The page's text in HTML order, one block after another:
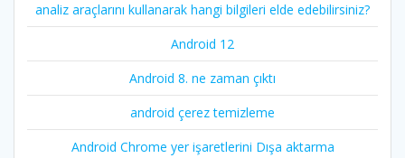
analiz araçlarını kullanarak hangi bilgileri elde edebilirsiniz?
Android 12
Android 8. ne zaman çıktı
android çerez temizleme
Android Chrome yer işaretlerini Dışa aktarma